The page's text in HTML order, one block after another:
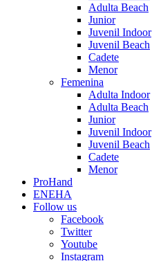
Adulta Beach
Junior
Juvenil Indoor
Juvenil Beach
Cadete
Menor
Femenina
Adulta Indoor
Adulta Beach
Junior
Juvenil Indoor
Juvenil Beach
Cadete
Menor
ProHand
ENEHA
Follow us
Facebook
Twitter
Youtube
Instagram